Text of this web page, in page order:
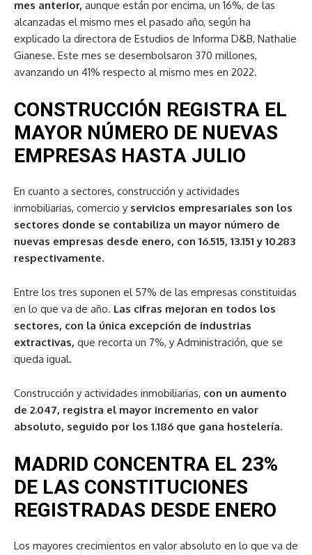
mes anterior, aunque están por encima, un 16%, de las
alcanzadas el mismo mes el pasado año, según ha
explicado la directora de Estudios de Informa D&B, Nathalie
Gianese. Este mes se desembolsaron 370 millones,
avanzando un 41% respecto al mismo mes en 2022.
CONSTRUCCIÓN REGISTRA EL
MAYOR NÚMERO DE NUEVAS
EMPRESAS HASTA JULIO
En cuanto a sectores, construcción y actividades
inmobiliarias, comercio y servicios empresariales son los
sectores donde se contabiliza un mayor número de
nuevas empresas desde enero, con 16.515, 13.151 y 10.283
respectivamente.
Entre los tres suponen el 57% de las empresas constituidas
en lo que va de año. Las cifras mejoran en todos los
sectores, con la única excepción de industrias
extractivas, que recorta un 7%, y Administración, que se
queda igual.
Construcción y actividades inmobiliarias, con un aumento
de 2.047, registra el mayor incremento en valor
absoluto, seguido por los 1.186 que gana hostelería.
MADRID CONCENTRA EL 23%
DE LAS CONSTITUCIONES
REGISTRADAS DESDE ENERO
Los mayores crecimientos en valor absoluto en lo que va de